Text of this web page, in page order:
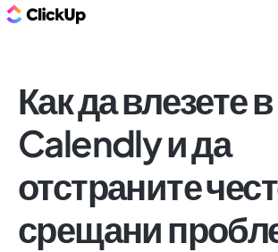
Как да влезете в
Calendly и да
отстраните
срещани